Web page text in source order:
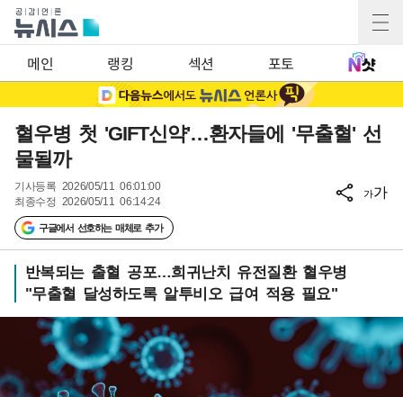
메인 랭킹 섹션 포토
혈우병 첫 'GIFT신약'…환자들에 '무출혈' 선
물될까
기사등록 2026/05/11 06:01:00
최종수정 2026/05/11 06:14:24
구글에서 선호하는 매체로 추가
가가
반복되는 출혈 공포…희귀난치 유전질환 혈우병
"무출혈 달성하도록 알투비오 급여 적용 필요"